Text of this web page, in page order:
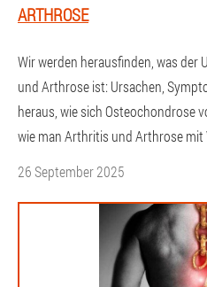
ARTHROSE
Wir werden herausfinden, was
und Arthrose ist: Ursachen,
heraus, wie sich Osteochondrose
wie man Arthritis und Arthrose
26 September 2025